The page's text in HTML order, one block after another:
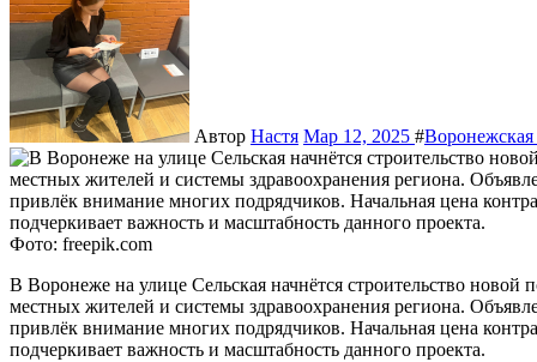
Автор Настя Мар 12, 2025 #Воронежская
Фото: freepik.com
В Воронеже на улице Сельская начнётся строительство новой поликлиники, что является значимым событием для
местных жителей и системы здравоохранения региона.
привлёк внимание многих подрядчиков. Начальная цена
подчеркивает важность и масштабность данного проекта.